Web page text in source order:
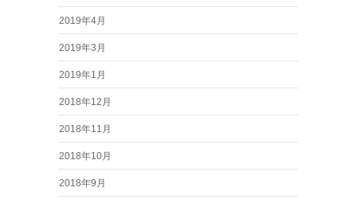
2019年4月
2019年3月
2019年1月
2018年12月
2018年11月
2018年10月
2018年9月